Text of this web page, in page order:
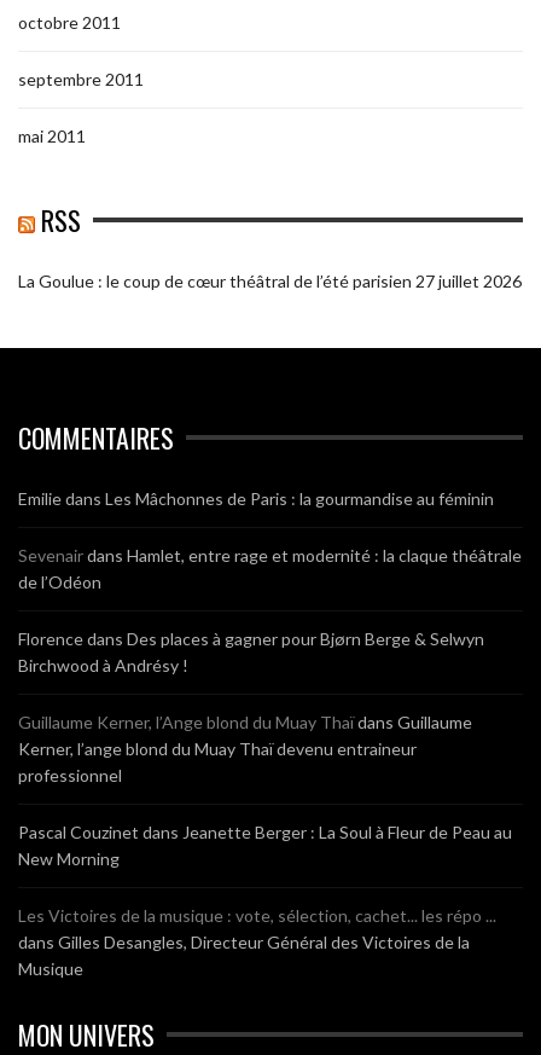
octobre 2011
septembre 2011
mai 2011
RSS
La Goulue : le coup de cœur théâtral de l’été parisien 27 juillet 2026
COMMENTAIRES
Emiliedans Les Mâchonnes de Paris : la gourmandise au féminin
Sevenairdans Hamlet, entre rage et modernité : la claque théâtrale
de l’Odéon
Florencedans Des places à gagner pour Bjørn Berge & Selwyn
Birchwood à Andrésy !
Guillaume Kerner, l’Ange blond du Muay Thaïdans Guillaume
Kerner, l’ange blond du Muay Thaï devenu entraineur
professionnel
Pascal Couzinet dans Jeanette Berger : La Soul à Fleur de Peau au
New Morning
Les Victoires de la musique : vote, sélection, cachet... les répo ...
dans Gilles Desangles, Directeur Général des Victoires de la
Musique
MON UNIVERS